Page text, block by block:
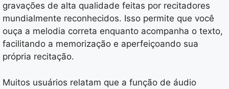
gravações de alta qualidade feitas por recitadores
mundialmente reconhecidos. Isso permite que você
ouça a melodia correta enquanto acompanha o texto,
facilitando a memorização e aperfeiçoando sua
própria recitação.
Muitos usuários relatam que a função de áudio